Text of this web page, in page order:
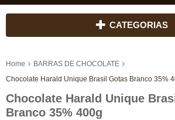
CATEGORIAS
Home
BARRAS DE CHOCOLATE
Chocolate Harald Unique Brasil Gotas Branco 35%
Chocolate Harald Unique
Branco 35% 400g